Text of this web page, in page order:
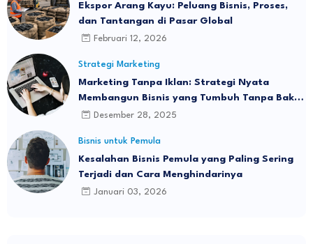
Ekspor Arang Kayu: Peluang Bisnis, Proses,
dan Tantangan di Pasar Global
Februari 12, 2026
Strategi Marketing
Marketing Tanpa Iklan: Strategi Nyata
Membangun Bisnis yang Tumbuh Tanpa Bakar
Budget
Desember 28, 2025
Bisnis untuk Pemula
Kesalahan Bisnis Pemula yang Paling Sering
Terjadi dan Cara Menghindarinya
Januari 03, 2026